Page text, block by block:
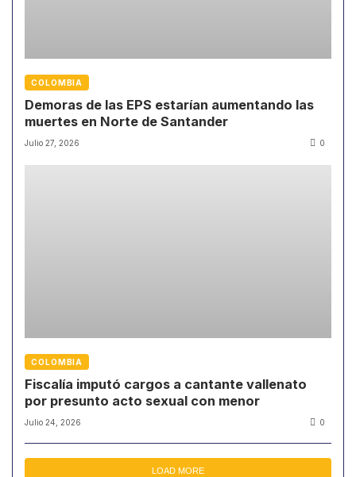
COLOMBIA
Demoras de las EPS estarían aumentando las
muertes en Norte de Santander
Julio 27, 2026 0
COLOMBIA
Fiscalía imputó cargos a cantante vallenato
por presunto acto sexual con menor
Julio 24, 2026 0
LOAD MORE